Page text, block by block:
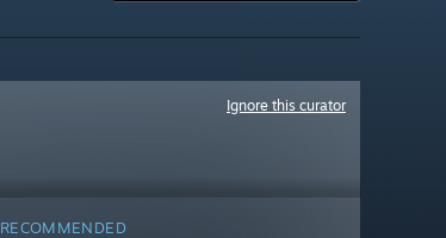
Ignore this curator
RECOMMENDED